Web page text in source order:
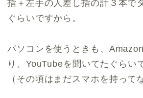
指＋左手の人差し指の計３本で
ぐらいですから。
パソコンを使うときも、
り、YouTubeを聞いてたぐらい
（その頃はまだスマホを持って